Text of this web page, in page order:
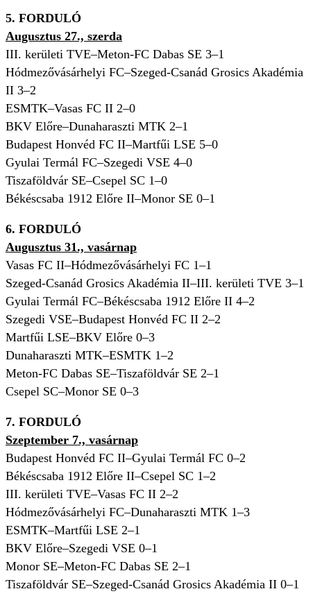
5. FORDULÓ
Augusztus 27., szerda
III. kerületi TVE–Meton-FC Dabas SE 3–1
Hódmezővásárhelyi FC–Szeged-Csanád Grosics Akadémia
II 3–2
ESMTK–Vasas FC II 2–0
BKV Előre–Dunaharaszti MTK 2–1
Budapest Honvéd FC II–Martfűi LSE 5–0
Gyulai Termál FC–Szegedi VSE 4–0
Tiszaföldvár SE–Csepel SC 1–0
Békéscsaba 1912 Előre II–Monor SE 0–1
6. FORDULÓ
Augusztus 31., vasárnap
Vasas FC II–Hódmezővásárhelyi FC 1–1
Szeged-Csanád Grosics Akadémia II–III. kerületi TVE 3–1
Gyulai Termál FC–Békéscsaba 1912 Előre II 4–2
Szegedi VSE–Budapest Honvéd FC II 2–2
Martfűi LSE–BKV Előre 0–3
Dunaharaszti MTK–ESMTK 1–2
Meton-FC Dabas SE–Tiszaföldvár SE 2–1
Csepel SC–Monor SE 0–3
7. FORDULÓ
Szeptember 7., vasárnap
Budapest Honvéd FC II–Gyulai Termál FC 0–2
Békéscsaba 1912 Előre II–Csepel SC 1–2
III. kerületi TVE–Vasas FC II 2–2
Hódmezővásárhelyi FC–Dunaharaszti MTK 1–3
ESMTK–Martfűi LSE 2–1
BKV Előre–Szegedi VSE 0–1
Monor SE–Meton-FC Dabas SE 2–1
Tiszaföldvár SE–Szeged-Csanád Grosics Akadémia II 0–1